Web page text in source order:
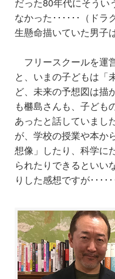
なかった･･････（ドラ
生懸命描いていた男子
フリースクールを運
と、いまの子どもは「
ど、未来の予想図は描
も橳島さんも、子ども
あったと話していまし
が、学校の授業や本か
想像」したり、科学に
られたりできるといい
りした感想ですが･････